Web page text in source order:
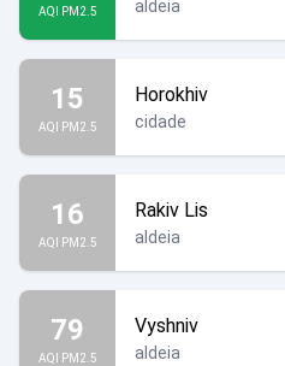
AQI PM2.5 aldeia
15
AQI PM2.5
Horokhiv
cidade
16
AQI PM2.5
Rakiv Lis
aldeia
79
AQI PM2.5
Vyshniv
aldeia